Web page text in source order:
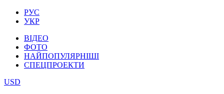
РУС
УКР
ВІДЕО
ФОТО
НАЙПОПУЛЯРНІШІ
СПЕЦПРОЕКТИ
USD